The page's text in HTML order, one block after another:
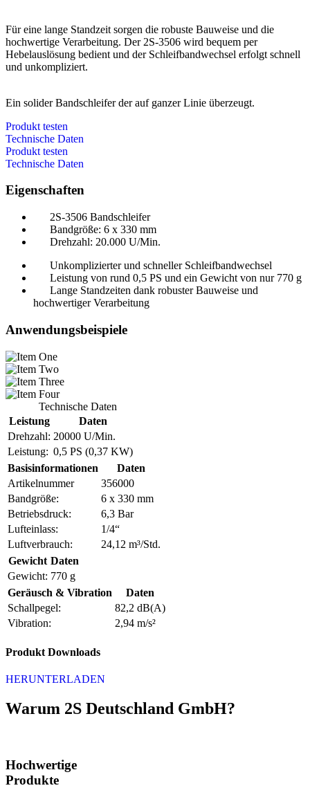
Für eine lange Standzeit sorgen die robuste Bauweise und die
hochwertige Verarbeitung. Der 2S-3506 wird bequem per
Hebelauslösung bedient und der Schleifbandwechsel erfolgt schnell
und unkompliziert.
Ein solider Bandschleifer der auf ganzer Linie überzeugt.
Produkt testen
Technische Daten
Produkt testen
Technische Daten
Eigenschaften
2S-3506 Bandschleifer
Bandgröße: 6 x 330 mm
Drehzahl: 20.000 U/Min.
Unkomplizierter und schneller Schleifbandwechsel
Leistung von rund 0,5 PS und ein Gewicht von nur 770 g
Lange Standzeiten dank robuster Bauweise und
hochwertiger Verarbeitung
Anwendungsbeispiele
Technische Daten
Leistung
Daten
Drehzahl: 20000 U/Min.
Leistung: 0,5 PS (0,37 KW)
Basisinformationen
Daten
Artikelnummer
356000
Bandgröße:
6 x 330 mm
Betriebsdruck:
6,3 Bar
Lufteinlass:
1/4“
Luftverbrauch:
24,12 m³/Std.
Gewicht Daten
Gewicht: 770 g
Geräusch & Vibration
Daten
Schallpegel:
82,2 dB(A)
Vibration:
2,94 m/s²
Produkt Downloads
HERUNTERLADEN
Warum 2S Deutschland GmbH?
Hochwertige
Produkte